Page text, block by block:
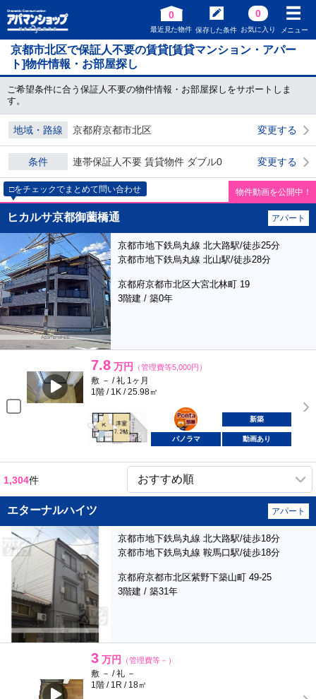
0
最近見た物件 保存した条件
0
お気に入り メニュー
京都市北区で保証人不要の賃貸[賃貸マンション・アパー
ト]物件情報・お部屋探し
ご希望条件に合う保証人不要の物件情報・お部屋探しをサポートしま
す。
地域・路線 京都府京都市北区 変更する
条件 連帯保証人不要 賃貸物件 ダブル0 変更する
□をチェックでまとめて問い合わせ 物件動画を公開中！
ヒカルサ京都御薗橋通 アパート
京都市地下鉄烏丸線 北大路駅/徒歩25分
京都市地下鉄烏丸線 北山駅/徒歩28分
京都府京都市北区大宮北林町 19
3階建 / 築0年
7.8 万円 （管理費等5,000円）
敷 － / 礼 1ヶ月
1階 / 1K / 25.98㎡
ポンタ
部屋
新築
パノラマ 動画あり
1,304件
エターナルハイツ アパート
京都市地下鉄烏丸線 北大路駅/徒歩18分
京都市地下鉄烏丸線 鞍馬口駅/徒歩18分
京都府京都市北区紫野下築山町 49-25
3階建 / 築31年
3 万円 （管理費等－）
敷 － / 礼 －
1階 / 1R / 18㎡